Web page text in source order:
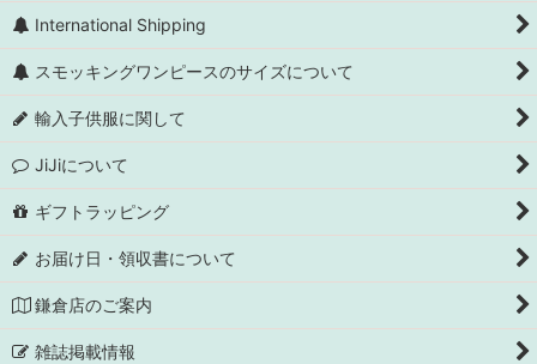
International Shipping
スモッキングワンピースのサイズについて
輸入子供服に関して
JiJiについて
ギフトラッピング
お届け日・領収書について
鎌倉店のご案内
雑誌掲載情報